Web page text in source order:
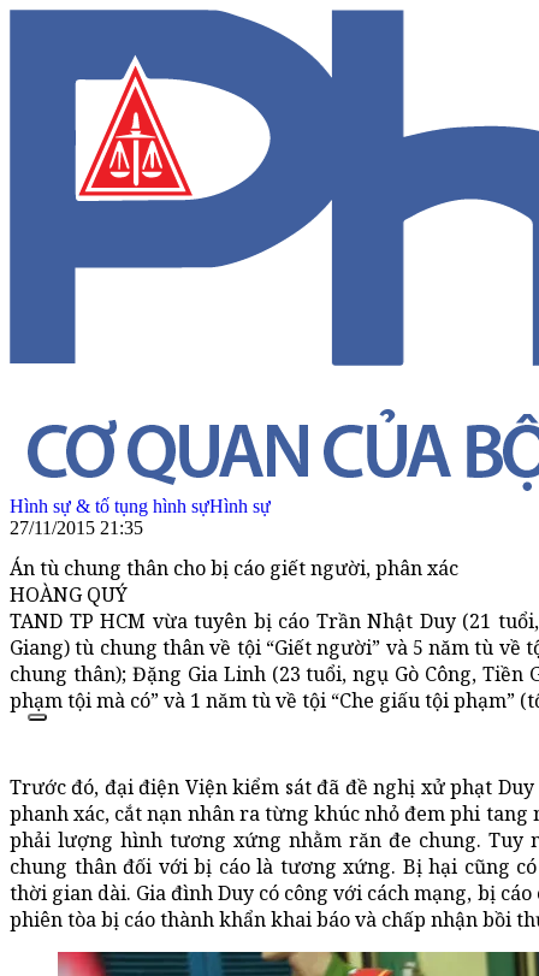
Hình sự & tố tụng hình sựHình sự
27/11/2015 21:35
Án tù chung thân cho bị cáo giết người, phân xác
HOÀNG QUÝ
TAND TP HCM vừa tuyên bị cáo Trần Nhật Duy (21
Giang) tù chung thân về tội “Giết người” và 5 năm tù về
chung thân); Đặng Gia Linh (23 tuổi, ngụ Gò Công, Tiền
phạm tội mà có” và 1 năm tù về tội “Che giấu tội phạm”
Trước đó, đại điện Viện kiểm sát đã đề nghị xử phạt
phanh xác, cắt nạn nhân ra từng khúc nhỏ đem phi
phải lượng hình tương xứng nhằm răn đe chung. Tuy
chung thân đối với bị cáo là tương xứng. Bị hại cũng
thời gian dài. Gia đình Duy có công với cách mạng, bị
phiên tòa bị cáo thành khẩn khai báo và chấp nhận bồi